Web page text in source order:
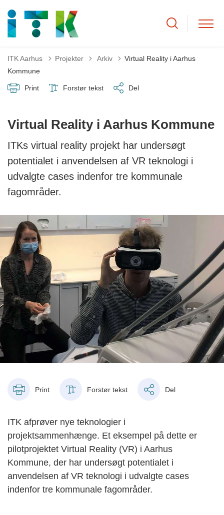
ITK Aarhus Projekter Tilbage til
Arkiv
Virtual Reality i Aarhus
Kommune
Print Forstør tekst Del
Virtual Reality i Aarhus Kommune
ITKs virtual reality projekt har undersøgt
potentialet i anvendelsen af VR teknologi i
udvalgte cases indenfor tre kommunale
fagområder.
Print Forstør tekst Del
ITK afprøver nye teknologier i
projektsammenhænge. Et eksempel på dette er
pilotprojektet Virtual Reality (VR) i Aarhus
Kommune, der har undersøgt potentialet i
anvendelsen af VR teknologi i udvalgte cases
indenfor tre kommunale fagområder.